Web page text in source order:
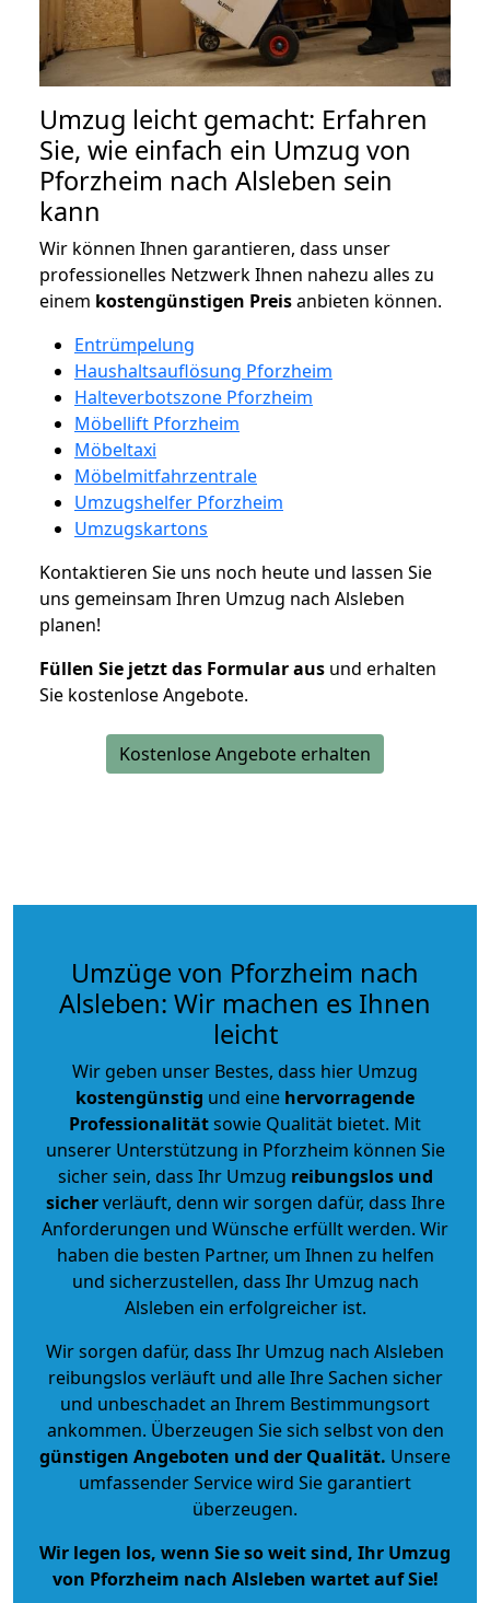
Umzug leicht gemacht: Erfahren
Sie, wie einfach ein Umzug von
Pforzheim nach Alsleben sein
kann
Wir können Ihnen garantieren, dass unser
professionelles Netzwerk Ihnen nahezu alles zu
einem kostengünstigen Preisanbieten können.
Entrümpelung
Haushaltsauflösung Pforzheim
Halteverbotszone Pforzheim
Möbellift Pforzheim
Möbeltaxi
Möbelmitfahrzentrale
Umzugshelfer Pforzheim
Umzugskartons
Kontaktieren Sie uns noch heute und lassen Sie
uns gemeinsam Ihren Umzug nach Alsleben
planen!
Füllen Sie jetzt das Formular aus und erhalten
Sie kostenlose Angebote.
Kostenlose Angebote erhalten
Umzüge von Pforzheim nach
Alsleben: Wir machen es Ihnen
leicht
Wir geben unser Bestes, dass hier Umzug
kostengünstig und eine hervorragende
Professionalitätsowie Qualität bietet. Mit
unserer Unterstützung in Pforzheim können Sie
sicher sein, dass Ihr Umzug reibungslos und
sicherverläuft, denn wir sorgen dafür, dass Ihre
Anforderungen und Wünsche erfüllt werden. Wir
haben die besten Partner, um Ihnen zu helfen
und sicherzustellen, dass Ihr Umzug nach
Alsleben ein erfolgreicher ist.
Wir sorgen dafür, dass Ihr Umzug nach Alsleben
reibungslos verläuft und alle Ihre Sachen sicher
und unbeschadet an Ihrem Bestimmungsort
ankommen. Überzeugen Sie sich selbst von den
günstigen Angeboten und der Qualität. Unsere
umfassender Service wird Sie garantiert
überzeugen.
Wir legen los, wenn Sie so weit sind, Ihr Umzug
von Pforzheim nach Alsleben wartet auf Sie!